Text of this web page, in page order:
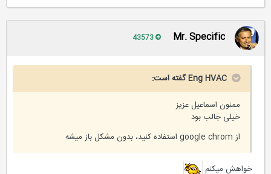
Mr. Specific
Eng HVAC گفته است:
ممنون اسماعیل عزیز
خیلی جالب بود
خواهش میکنم